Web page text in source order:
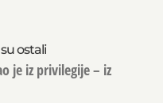
ostali
je iz privilegije – iz